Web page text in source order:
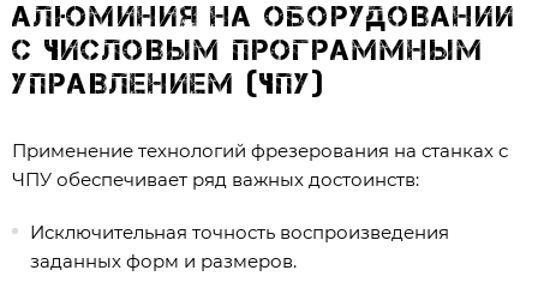
алюминия на оборудовании
с числовым программным
управлением (ЧПУ)
Применение технологий фрезерования на станках с
ЧПУ обеспечивает ряд важных достоинств:
Исключительная точность воспроизведения
заданных форм и размеров.